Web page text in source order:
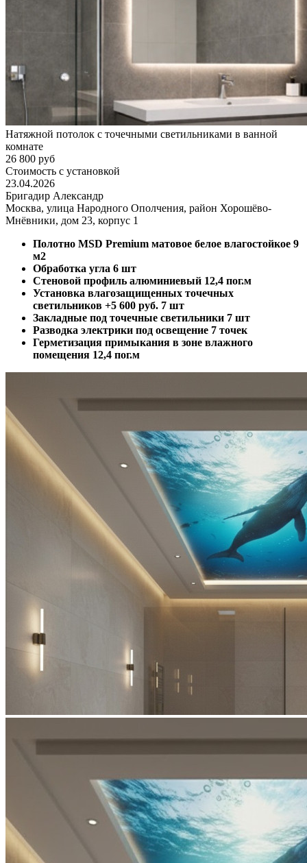
Натяжной потолок с точечными светильниками в ванной
комнате
26 800 руб
Стоимость с установкой
23.04.2026
Бригадир Александр
Москва, улица Народного Ополчения, район Хорошёво-
Мнёвники, дом 23, корпус 1
Полотно MSD Premium матовое белое влагостойкое 9
м2
Обработка угла 6 шт
Стеновой профиль алюминиевый 12,4 пог.м
Установка влагозащищенных точечных
светильников +5 600 руб. 7 шт
Закладные под точечные светильники 7 шт
Разводка электрики под освещение 7 точек
Герметизация примыкания в зоне влажного
помещения 12,4 пог.м